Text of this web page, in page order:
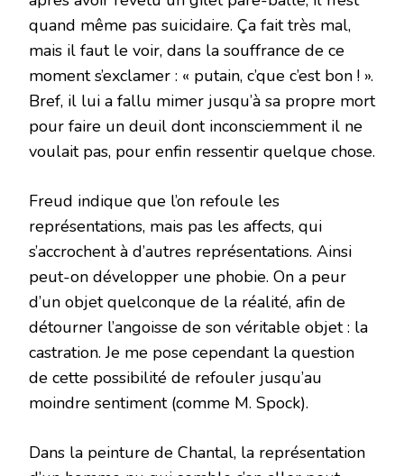
quand même pas suicidaire. Ça fait très mal,
mais il faut le voir, dans la souffrance de ce
moment s’exclamer : « putain, c’que c’est bon ! ».
Bref, il lui a fallu mimer jusqu’à sa propre mort
pour faire un deuil dont inconsciemment il ne
voulait pas, pour enfin ressentir quelque chose.
Freud indique que l’on refoule les
représentations, mais pas les affects, qui
s’accrochent à d’autres représentations. Ainsi
peut-on développer une phobie. On a peur
d’un objet quelconque de la réalité, afin de
détourner l’angoisse de son véritable objet : la
castration. Je me pose cependant la question
de cette possibilité de refouler jusqu’au
moindre sentiment (comme M. Spock).
Dans la peinture de Chantal, la représentation